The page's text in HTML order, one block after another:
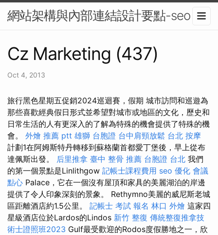
網站架構與內部連結設計要點-seo
Cz Marketing (437)
Oct 4, 2013
旅行黑色星期五促銷2024巡迴賽，假期 城市訪問和巡遊為
那些喜歡經典假日形式並希望對城市或地區的文化，歷史和
日常生活的人有更深入的了解為特殊的機會提供了特殊的機
會。 外燴 推薦 ptt 雄獅 台胞證 台中肩頸放鬆 台北 按摩
計劃1在阿姆斯特丹轉移到蘇格蘭首都愛丁堡後，早上從布
達佩斯出發。 后里推拿 臺中 整骨 推薦 台胞證 台北 我們
的第一個景點是Linlithgow 記帳士課程費用 seo 優化 會議
點心 Palace，它在一個沒有屋頂和家具的美麗湖泊的岸邊
提供了令人印象深刻的景象。 Rethymno美麗的威尼斯老城
區距離酒店約1.5公里。 記帳士 考試 報名 林口 外燴 這家四
星級酒店位於Lardos的Lindos 新竹 整復 傳統整復推拿技
術士證照班2023 Gulf最受歡迎的Rodos度假勝地之一，欣